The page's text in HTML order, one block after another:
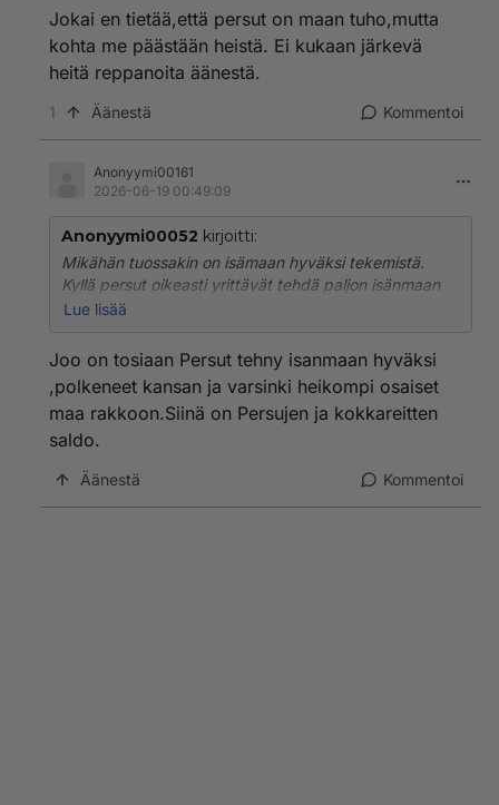
Jonninjoutava hupakko tuokin Virta. Ei niin karmea
kuin vasemmiston puh.johtaja ja demareiden Krista,
Fasima ja tytti.
Jokai en tietää,että persut on maan tuho,mutta
kohta me päästään heistä. Ei kukaan järkevä
heitä reppanoita äänestä.
1 Äänestä Kommentoi
Anonyymi00161
2026-06-19 00:49:09
Anonyymi00052 kirjoitti:
Mikähän tuossakin on isämaan hyväksi tekemistä.
Kyllä persut oikeasti yrittävät tehdä paljon isänmaan
hyväksi, jopa onnistuenkin. Vihreät ovat vasemmiston
Jonninjoutava hupakko tuokin Virta. Ei niin karmea
kuin vasemmiston puh.johtaja ja demareiden Krista,
Fasima ja tytti.
Lue lisää
Joo on tosiaan Persut tehny isanmaan hyväksi
,polkeneet kansan ja varsinki heikompi osaiset
maa rakkoon.Siinä on Persujen ja kokkareitten
saldo.
Äänestä Kommentoi